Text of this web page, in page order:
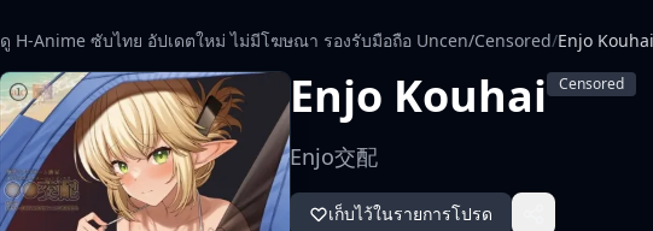
ดู H-Anime ซับไทย อัปเดตใหม่ ไม่มีโฆษณา รองรับมือถือ Uncen/Censored/Enjo Kouhai
Enjo Kouhai Censored
Enjo交配
เก็บไว้ในรายการโปรด